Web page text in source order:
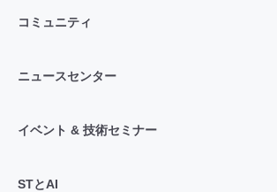
コミュニティ
ニュースセンター
イベント & 技術セミナー
STとAI